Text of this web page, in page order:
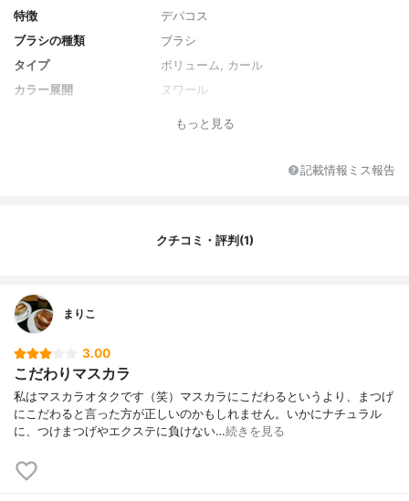
特徴
デパコス
ブラシの種類
ブラシ
タイプ
ボリューム, カール
カラー展開
ヌワール
スマッジプルーフ
もっと見る
記載情報ミス報告
クチコミ・評判(1)
まりこ
3.00
こだわりマスカラ
私はマスカラオタクです（笑）マスカラにこだわるというより、まつげ
にこだわると言った方が正しいのかもしれません。いかにナチュラル
に、つけまつげやエクステに負けない…続きを見る